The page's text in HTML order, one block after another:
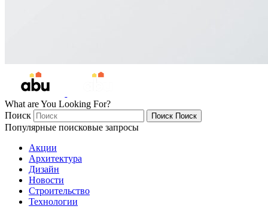
What are You Looking For?
Поиск
Поиск Поиск
Популярные поисковые запросы
Акции
Архитектура
Дизайн
Новости
Строительство
Технологии